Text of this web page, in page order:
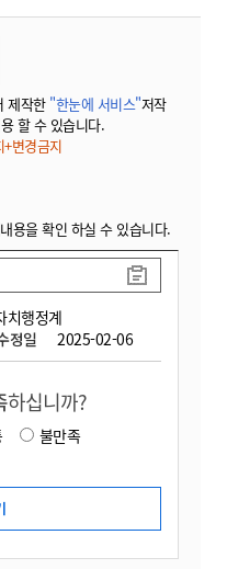
제작한 "한눈에 서비스"저작
할 수 있습니다.
변경금지
용을 확인 하실 수 있습니다.
치행정계
정일 2025-02-06
하십니까?
불만족